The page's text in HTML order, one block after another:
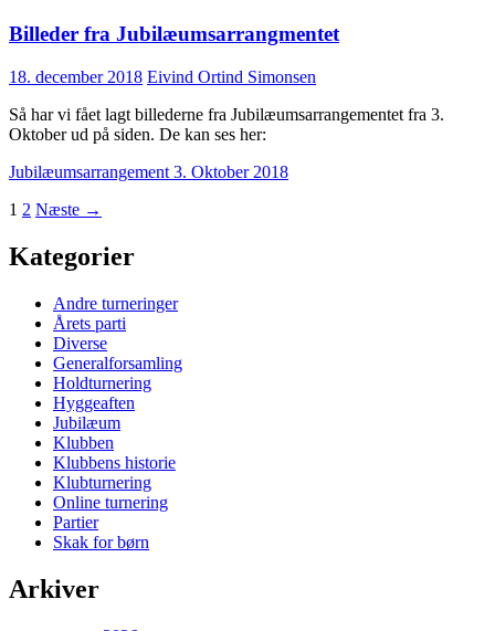
Billeder fra Jubilæumsarrangmentet
18. december 2018 Eivind Ortind Simonsen
Så har vi fået lagt billederne fra Jubilæumsarrangementet fra 3.
Oktober ud på siden. De kan ses her:
Jubilæumsarrangement 3. Oktober 2018
Indlægsnavigation
1 2 Næste →
Kategorier
Andre turneringer
Årets parti
Diverse
Generalforsamling
Holdturnering
Hyggeaften
Jubilæum
Klubben
Klubbens historie
Klubturnering
Online turnering
Partier
Skak for børn
Arkiver